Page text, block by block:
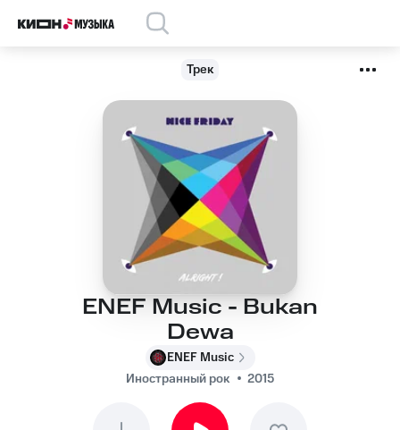
Трек
ENEF Music - Bukan
Dewa
ENEF Music
Иностранный рок
2015